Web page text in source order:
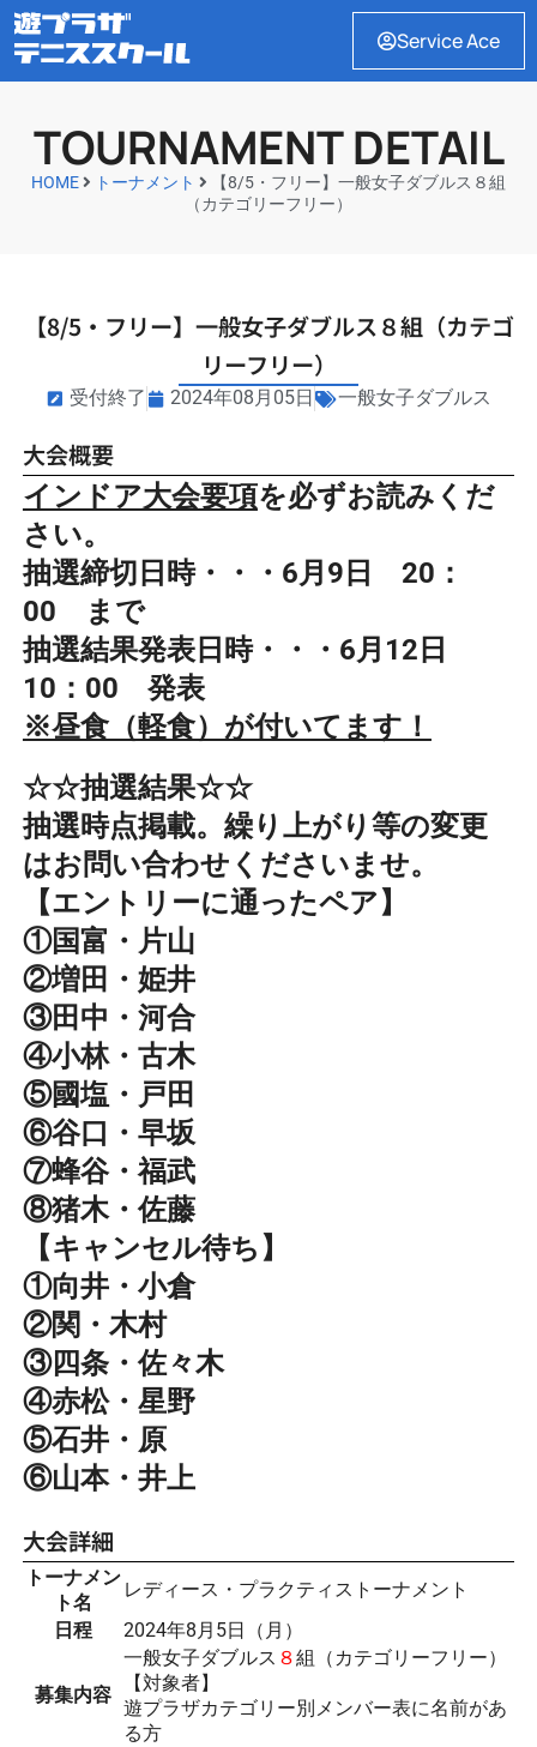
Service Ace
TOURNAMENT DETAIL
HOME トーナメント
【8/5・フリー】一般女子ダブルス８組
（カテゴリーフリー）
【8/5・フリー】一般女子ダブルス８組（カテゴ
リーフリー）
受付終了 2024年08月05日 一般女子ダブルス
大会概要
インドア大会要項を必ずお読みくだ
さい。
抽選締切日時・・・6月9日 20：
00 まで
抽選結果発表日時・・・6月12日
10：00 発表
※昼食（軽食）が付いてます！
☆☆抽選結果☆☆
抽選時点掲載。繰り上がり等の変更
はお問い合わせくださいませ。
【エントリーに通ったペア】
①国富・片山
②増田・姫井
③田中・河合
④小林・古木
⑤國塩・戸田
⑥谷口・早坂
⑦蜂谷・福武
⑧猪木・佐藤
【キャンセル待ち】
①向井・小倉
②関・木村
③四条・佐々木
④赤松・星野
⑤石井・原
⑥山本・井上
大会詳細
トーナメン
ト名
レディース・プラクティストーナメント
日程
2024年8月5日（月）
募集内容
一般女子ダブルス ８組（カテゴリーフリー）
【対象者】
遊プラザカテゴリー別メンバー表に名前があ
る方